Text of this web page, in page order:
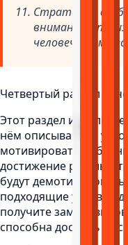
Стратегия:
внимание к
человеческим
Четвертый раздел
Этот раздел
нём описываются
мотивировать
достижение
будут
подходящие условия
получите
способна достичь